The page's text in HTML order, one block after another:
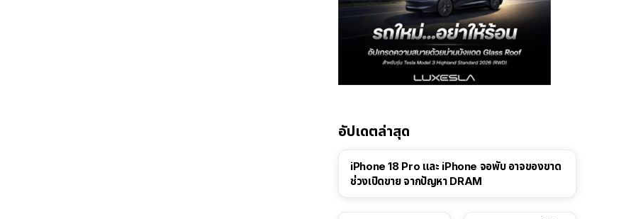
อัปเดตล่าสุด
iPhone 18 Pro และ iPhone จอพับ อาจของขาด
ช่วงเปิดขาย จากปัญหา DRAM